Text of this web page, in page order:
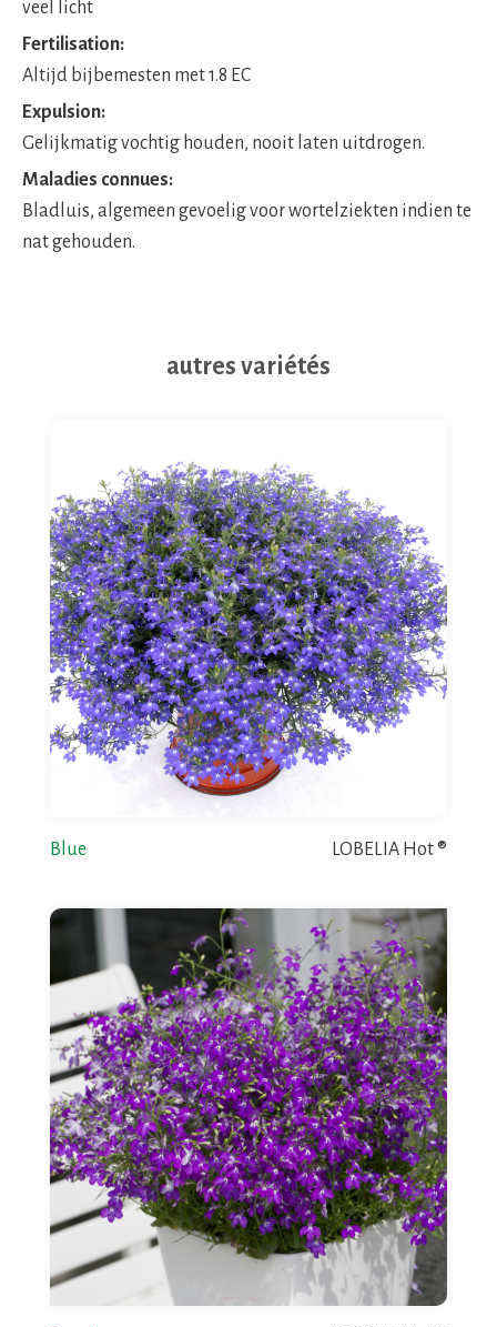
veel licht
Fertilisation:
Altijd bijbemesten met 1.8 EC
Expulsion:
Gelijkmatig vochtig houden, nooit laten uitdrogen.
Maladies connues:
Bladluis, algemeen gevoelig voor wortelziekten indien te
nat gehouden.
autres variétés
Blue LOBELIA Hot ®